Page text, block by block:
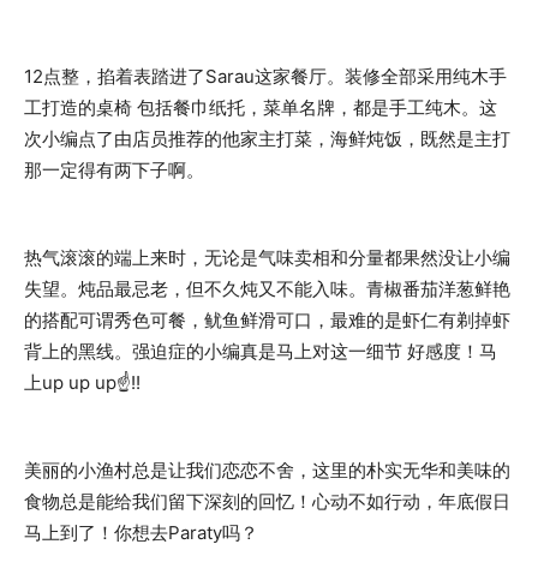
12点整，掐着表踏进了Sarau这家餐厅。装修全部采用纯木手
工打造的桌椅 包括餐巾纸托，菜单名牌，都是手工纯木。这
次小编点了由店员推荐的他家主打菜，海鲜炖饭，既然是主打
那一定得有两下子啊。
热气滚滚的端上来时，无论是气味卖相和分量都果然没让小编
失望。炖品最忌老，但不久炖又不能入味。青椒番茄洋葱鲜艳
的搭配可谓秀色可餐，鱿鱼鲜滑可口，最难的是虾仁有剃掉虾
背上的黑线。强迫症的小编真是马上对这一细节 好感度！马
上up up up☝️!!
美丽的小渔村总是让我们恋恋不舍，这里的朴实无华和美味的
食物总是能给我们留下深刻的回忆！心动不如行动，年底假日
马上到了！你想去Paraty吗？